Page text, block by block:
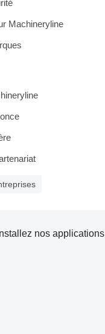
Machineryline
Installez nos applications